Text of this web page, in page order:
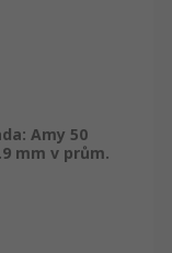
Amy 50
mm v prům.